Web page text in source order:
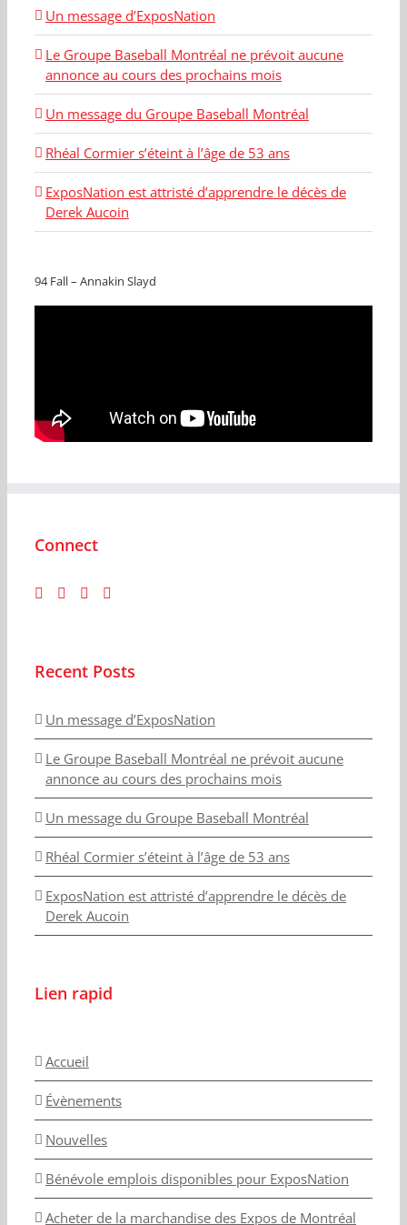
Un message d’ExposNation
Le Groupe Baseball Montréal ne prévoit aucune
annonce au cours des prochains mois
Un message du Groupe Baseball Montréal
Rhéal Cormier s’éteint à l’âge de 53 ans
ExposNation est attristé d’apprendre le décès de
Derek Aucoin
94 Fall – Annakin Slayd
Connect
Recent Posts
Un message d’ExposNation
Le Groupe Baseball Montréal ne prévoit aucune
annonce au cours des prochains mois
Un message du Groupe Baseball Montréal
Rhéal Cormier s’éteint à l’âge de 53 ans
ExposNation est attristé d’apprendre le décès de
Derek Aucoin
Lien rapid
Accueil
Évènements
Nouvelles
Bénévole emplois disponibles pour ExposNation
Acheter de la marchandise des Expos de Montréal